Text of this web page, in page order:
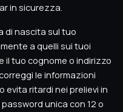
in sicurezza.
di nascita sul tuo
a quelli sui tuoi
il tuo cognome o indirizzo
le informazioni
evita ritardi nei prelievi in
unica con 12 o